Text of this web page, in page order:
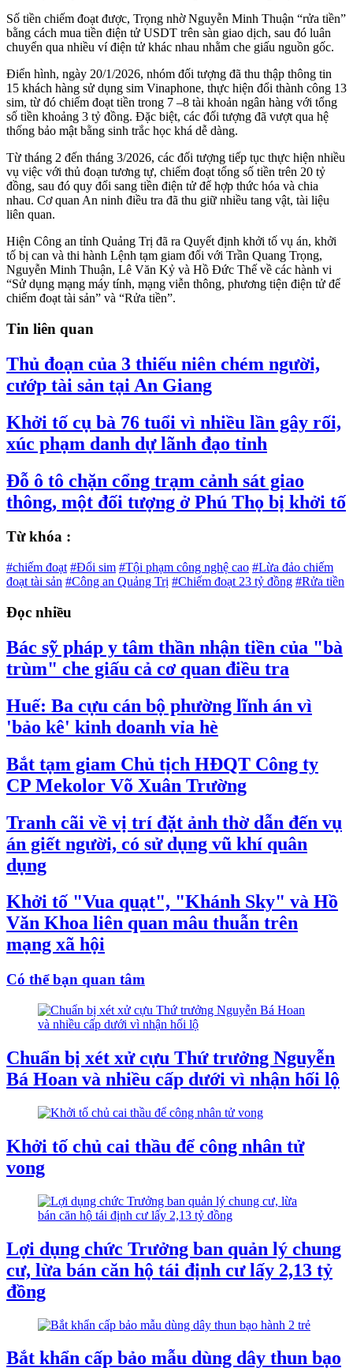
Số tiền chiếm đoạt được, Trọng nhờ Nguyễn Minh Thuận “rửa tiền”
bằng cách mua tiền điện tử USDT trên sàn giao dịch, sau đó luân
chuyển qua nhiều ví điện tử khác nhau nhằm che giấu nguồn gốc.
Điển hình, ngày 20/1/2026, nhóm đối tượng đã thu thập thông tin
15 khách hàng sử dụng sim Vinaphone, thực hiện đổi thành công 13
sim, từ đó chiếm đoạt tiền trong 7 –8 tài khoản ngân hàng với tổng
số tiền khoảng 3 tỷ đồng. Đặc biệt, các đối tượng đã vượt qua hệ
thống bảo mật bằng sinh trắc học khá dễ dàng.
Từ tháng 2 đến tháng 3/2026, các đối tượng tiếp tục thực hiện nhiều
vụ việc với thủ đoạn tương tự, chiếm đoạt tổng số tiền trên 20 tỷ
đồng, sau đó quy đổi sang tiền điện tử để hợp thức hóa và chia
nhau. Cơ quan An ninh điều tra đã thu giữ nhiều tang vật, tài liệu
liên quan.
Hiện Công an tỉnh Quảng Trị đã ra Quyết định khởi tố vụ án, khởi
tố bị can và thi hành Lệnh tạm giam đối với Trần Quang Trọng,
Nguyễn Minh Thuận, Lê Văn Kỷ và Hồ Đức Thế về các hành vi
“Sử dụng mạng máy tính, mạng viễn thông, phương tiện điện tử để
chiếm đoạt tài sản” và “Rửa tiền”.
Tin liên quan
Thủ đoạn của 3 thiếu niên chém người,
cướp tài sản tại An Giang
Khởi tố cụ bà 76 tuổi vì nhiều lần gây rối,
xúc phạm danh dự lãnh đạo tỉnh
Đỗ ô tô chặn cổng trạm cảnh sát giao
thông, một đối tượng ở Phú Thọ bị khởi tố
Từ khóa :
#chiếm đoạt #Đổi sim #Tội phạm công nghệ cao #Lừa đảo chiếm
đoạt tài sản #Công an Quảng Trị #Chiếm đoạt 23 tỷ đồng #Rửa tiền
Đọc nhiều
Bác sỹ pháp y tâm thần nhận tiền của "bà
trùm" che giấu cả cơ quan điều tra
Huế: Ba cựu cán bộ phường lĩnh án vì
'bảo kê' kinh doanh vỉa hè
Bắt tạm giam Chủ tịch HĐQT Công ty
CP Mekolor Võ Xuân Trường
Tranh cãi về vị trí đặt ảnh thờ dẫn đến vụ
án giết người, có sử dụng vũ khí quân
dụng
Khởi tố "Vua quạt", "Khánh Sky" và Hồ
Văn Khoa liên quan mâu thuẫn trên
mạng xã hội
Có thể bạn quan tâm
Chuẩn bị xét xử cựu Thứ trưởng Nguyễn
Bá Hoan và nhiều cấp dưới vì nhận hối lộ
Khởi tố chủ cai thầu để công nhân tử
vong
Lợi dụng chức Trưởng ban quản lý chung
cư, lừa bán căn hộ tái định cư lấy 2,13 tỷ
đồng
Bắt khẩn cấp bảo mẫu dùng dây thun bạo